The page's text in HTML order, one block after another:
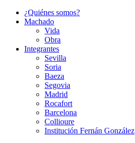
¿Quiénes somos?
Machado
Vida
Obra
Integrantes
Sevilla
Soria
Baeza
Segovia
Madrid
Rocafort
Barcelona
Collioure
Institución Fernán González